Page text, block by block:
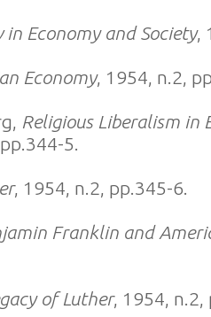
in Economy and Society,
Economy, 1954, n.2,
Religious Liberalism in
5.
, 1954, n.2, pp.345-6.
Franklin and
of Luther, 1954, n.2,